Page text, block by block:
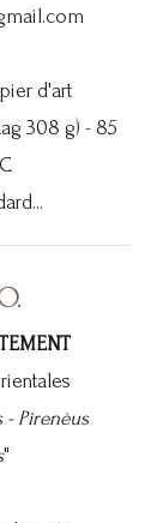
d'art
308 g) - 85
- Pirenèus
"